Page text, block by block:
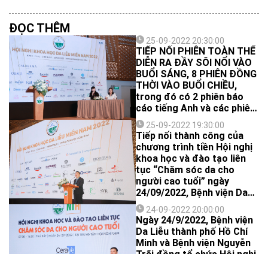
ĐỌC THÊM
25-09-2022 20:30:00
TIẾP NỐI PHIÊN TOÀN THỂ
DIỄN RA ĐẦY SÔI NỔI VÀO
BUỔI SÁNG, 8 PHIÊN ĐỒNG
THỜI VÀO BUỔI CHIỀU,
trong đó có 2 phiên báo
cáo tiếng Anh và các phiên
khoa học đã diễn ra với
những chia sẻ kiến thức
đầy hữu ích và thiết thực
của các chuyên gia.
25-09-2022 19:30:00
Tiếp nối thành công của
chương trình tiền Hội nghị
khoa học và đào tạo liên
tục “Chăm sóc da cho
người cao tuổi” ngày
24/09/2022, Bệnh viện Da
Liễu TP.HCM đã tổ chức
Hội nghị khoa học Da liễu
miền Nam 2022 được diễn
ra vào ngày 25/09/2022 tại
Trung tâm Hội nghị GEM
24-09-2022 20:00:00
Ngày 24/9/2022, Bệnh viện
Da Liễu thành phố Hồ Chí
Minh và Bệnh viện Nguyễn